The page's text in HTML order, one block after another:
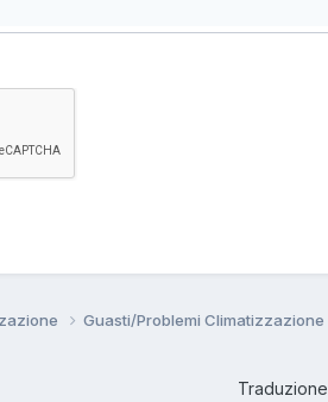
Guasti/Problemi Climatizzazione
Traduzione